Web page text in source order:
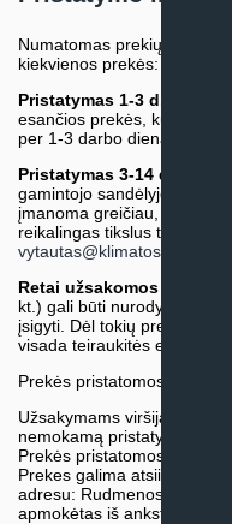
Numatomas prekių
kiekvienos prekės:
Pristatymas 1-3 d.d.
esančios prekės, kurių
per 1-3 darbo dienas.)
Pristatymas 3-14 d.d. arba
gamintojo sandėlyje
įmanoma greičiau, tačiau
reikalingas tikslus terminas,
Retai užsakomos
kt.) gali būti nurodytos su
įsigyti. Dėl tokių prekių
visada teiraukitės el. paštu:
Prekės pristatomos
Užsakymams viršijantiems
nemokamą pristatymą.
Prekės pristatomos visoje
Prekes galima atsiimti
adresu: Rudmenos g. 5,
apmokėtas iš anksto.